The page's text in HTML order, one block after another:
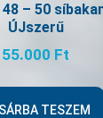
– 50
ÚJszerű
55.000 Ft
TESZEM